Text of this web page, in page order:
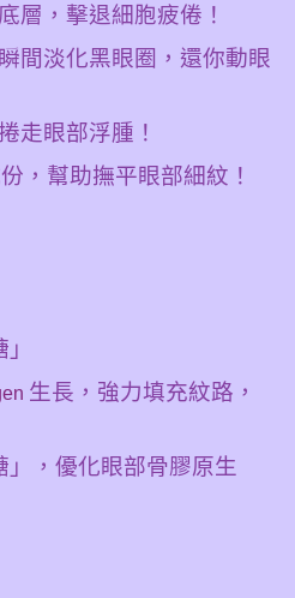
層，擊退細胞疲倦！
間淡化黑眼圈，還你動眼
走眼部浮腫！
，幫助撫平眼部細紋！
生長，強力填充紋路，
，優化眼部骨膠原生